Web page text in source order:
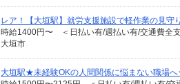
レア！【大垣駅】就労支援施設で軽作業の見守
時給1400円〜 ＜日払い有/週払い有/交通費全
大垣市
大垣駅★未経験OKの人間関係に悩まない職場